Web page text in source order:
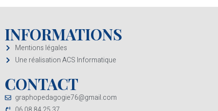
INFORMATIONS
Mentions légales
Une réalisation ACS Informatique
CONTACT
graphopedagogie76@gmail.com